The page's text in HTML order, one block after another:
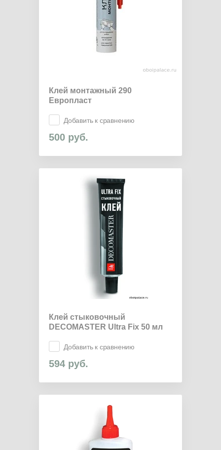
Клей монтажный 290
Европласт
Добавить к сравнению
500 руб.
Клей стыковочный
DECOMASTER Ultra Fix 50 мл
Добавить к сравнению
594 руб.